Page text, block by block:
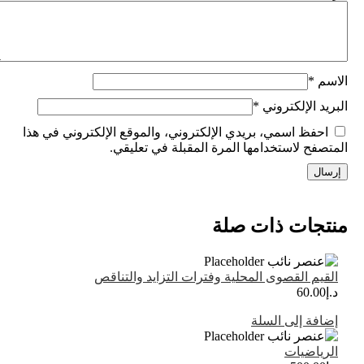
الإلكتروني*
اسمي، بريدي الإلكتروني، والموقع الإلكتروني في هذا
لاستخدامها المرة المقبلة في تعليقي.
ذات صلة
القصوى المحلية وفترات التزايد والتناقص
إلى السلة